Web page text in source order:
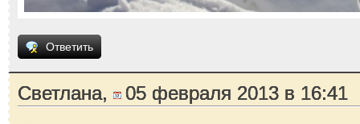
Ответить
Светлана, 05 февраля 2013 в 16:41